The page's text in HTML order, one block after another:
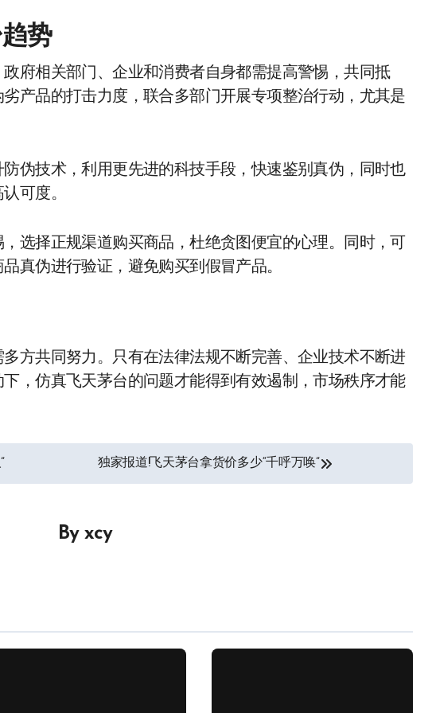
势
府相关部门、企业和消费者自身都需提高警惕，共同抵
产品的打击力度，联合多部门开展专项整治行动，尤其是
伪技术，利用更先进的科技手段，快速鉴别真伪，同时也
可度。
选择正规渠道购买商品，杜绝贪图便宜的心理。同时，可
真伪进行验证，避免购买到假冒产品。
方共同努力。只有在法律法规不断完善、企业技术不断进
，仿真飞天茅台的问题才能得到有效遏制，市场秩序才能
独家报道!飞天茅台拿货价多少“千呼万唤”
By xcy